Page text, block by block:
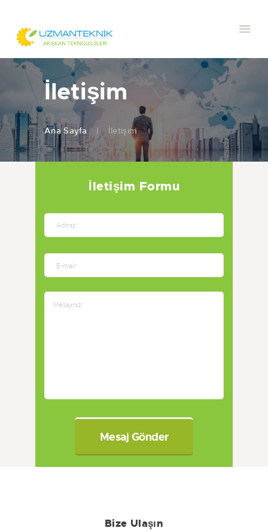
İletişim
Ana Sayfa İletişim
İletişim Formu
Bize Ulaşın